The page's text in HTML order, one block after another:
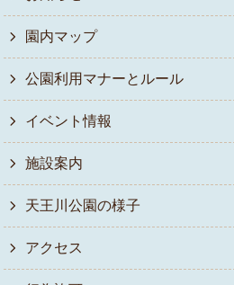
園内マップ
公園利用マナーとルール
イベント情報
施設案内
天王川公園の様子
アクセス